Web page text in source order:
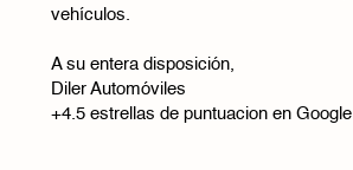
vehículos.
A su entera disposición,
Diler Automóviles
+4.5 estrellas de puntuacion en Google